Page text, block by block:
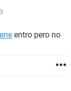
entro pero no